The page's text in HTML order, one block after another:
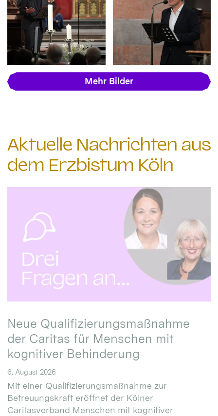
Mehr Bilder
Aktuelle Nachrichten aus
dem Erzbistum Köln
Neue Qualifizierungsmaßnahme
der Caritas für Menschen mit
kognitiver Behinderung
6. August 2026
Mit einer Qualifizierungsmaßnahme zur
Betreuungskraft eröffnet der Kölner
Caritasverband Menschen mit kognitiver